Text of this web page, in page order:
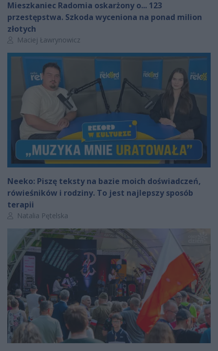
Mieszkaniec Radomia oskarżony o... 123
przestępstwa. Szkoda wyceniona na ponad milion
złotych
Autor artykułu:
Maciej Ławrynowicz
Neeko: Piszę teksty na bazie moich doświadczeń,
rówieśników i rodziny. To jest najlepszy sposób
terapii
Autor artykułu:
Natalia Pętelska